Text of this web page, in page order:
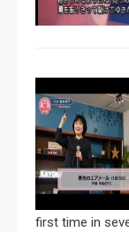
first time in